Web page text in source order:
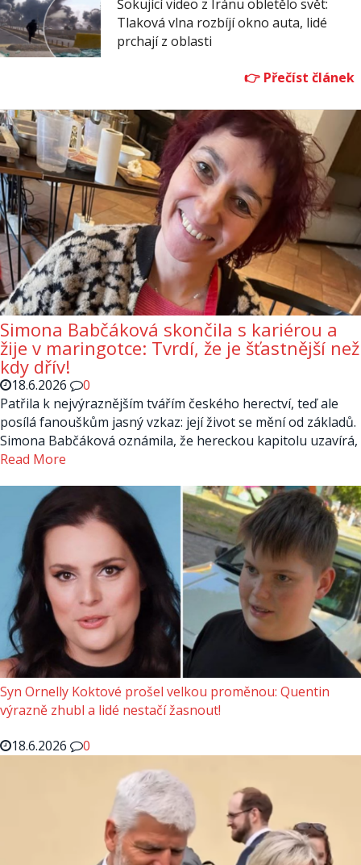
Šokující video z Íránu obletělo svět:
Tlaková vlna rozbíjí okno auta, lidé
prchají z oblasti
Simona Babčáková skončila s kariérou a
žije v maringotce: Tvrdí, že je šťastnější než
kdy dřív!
18.6.2026
0
Patřila k nejvýraznějším tvářím českého herectví, teď ale
posílá fanouškům jasný vzkaz: její život se mění od základů.
Simona Babčáková oznámila, že hereckou kapitolu uzavírá,
Read More
Syn Ornelly Koktové prošel velkou proměnou: Quentin
výrazně zhubl a lidé nestačí žasnout!
18.6.2026
0